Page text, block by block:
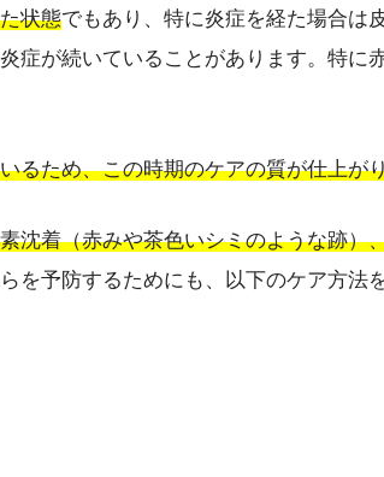
状態でもあり、特に炎症を経た場合は
症が続いていることがあります。特に
るため、この時期のケアの質が仕上が
沈着（赤みや茶色いシミのような跡）
を予防するためにも、以下のケア方法